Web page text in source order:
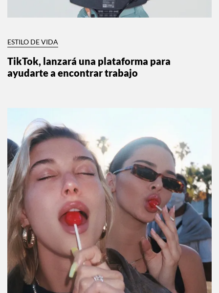
ESTILO DE VIDA
TikTok, lanzará una plataforma para
ayudarte a encontrar trabajo